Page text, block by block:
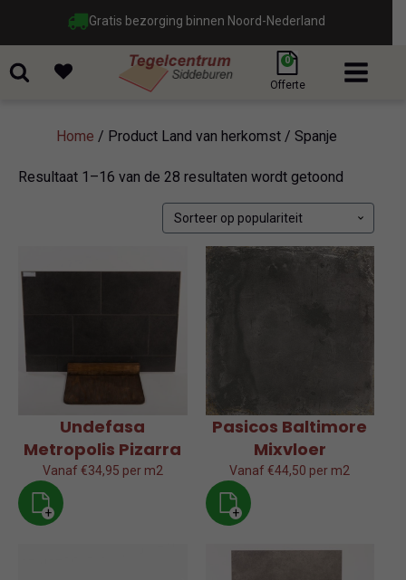
Gratis bezorging binnen Noord-Nederland
0
Offerte
Home / Product Land van herkomst / Spanje
Resultaat 1–16 van de 28 resultaten wordt getoond
op
Undefasa
Metropolis Pizarra
Vanaf €34,95 per m2
+
Pasicos Baltimore
Mixvloer
Vanaf €44,50 per m2
+